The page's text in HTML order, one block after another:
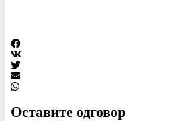
Оставите одговор